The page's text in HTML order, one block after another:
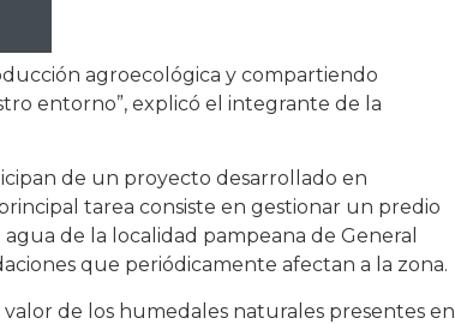
agroecológica y compartiendo
entorno”, explicó el integrante de la
de un proyecto desarrollado en
tarea consiste en gestionar un predio
de la localidad pampeana de General
que periódicamente afectan a la zona.
de los humedales naturales presentes en